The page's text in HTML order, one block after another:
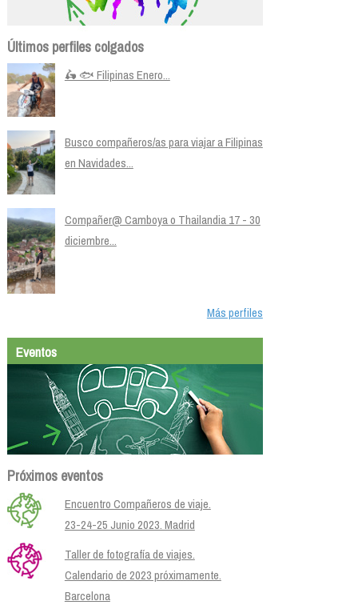
Últimos perfiles colgados
🛵 🐟 Filipinas Enero...
Busco compañeros/as para viajar a Filipinas
en Navidades...
Compañer@ Camboya o Thailandia 17 - 30
diciembre...
Más perfiles
Eventos
Próximos eventos
Encuentro Compañeros de viaje.
23-24-25 Junio 2023. Madrid
Taller de fotografía de viajes.
Calendario de 2023 próximamente.
Barcelona